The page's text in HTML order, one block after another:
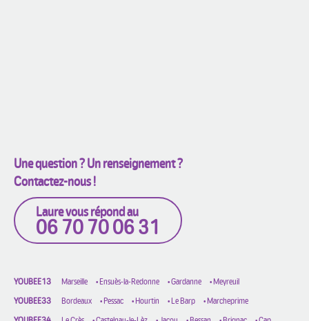
Une question ? Un renseignement ?
Contactez-nous !
Laure vous répond au
06 70 70 06 31
YOUBEE13 Marseille •Ensuès-la-Redonne •Gardanne •Meyreuil
YOUBEE33
Bordeaux •Pessac •Hourtin •Le Barp •Marcheprime